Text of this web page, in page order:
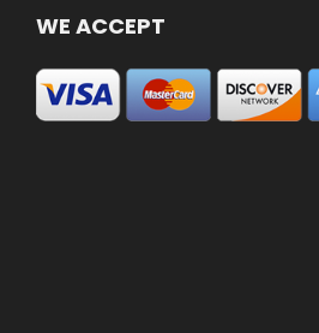
WE ACCEPT